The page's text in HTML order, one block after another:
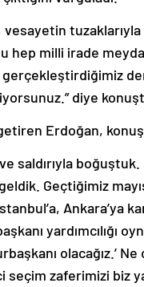
milli irade
gerçekleştirdiğimiz
diye
Erdoğan,
saldırıyla
Geçtiğimiz
Ankara’ya
yardımcılığı
olacağız.’
seçim zaferimizi biz